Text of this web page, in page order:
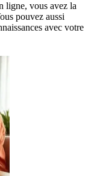
ligne, vous avez la
pouvez aussi
avec votre